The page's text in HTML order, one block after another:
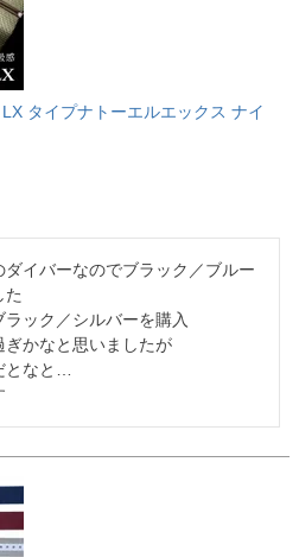
タイプナトーエルエックス ナイ
イバーなのでブラック／ブルー
た
ック／シルバーを購入
かなと思いましたが
となと…